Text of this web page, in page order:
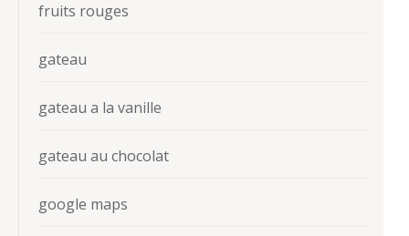
fruits rouges
gateau
gateau a la vanille
gateau au chocolat
google maps